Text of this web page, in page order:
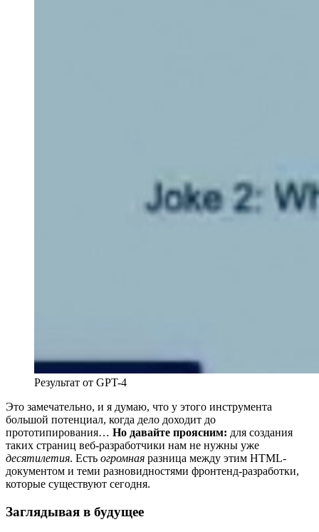
Результат от GPT-4
Это замечательно, и я думаю, что у этого инструмента
большой потенциал, когда дело доходит до
прототипирования… Но давайте проясним: для создания
таких страниц веб-разработчики нам не нужны уже
десятилетия. Есть огромная разница между этим HTML-
документом и теми разновидностями фронтенд-разработки,
которые существуют сегодня.
Заглядывая в будущее